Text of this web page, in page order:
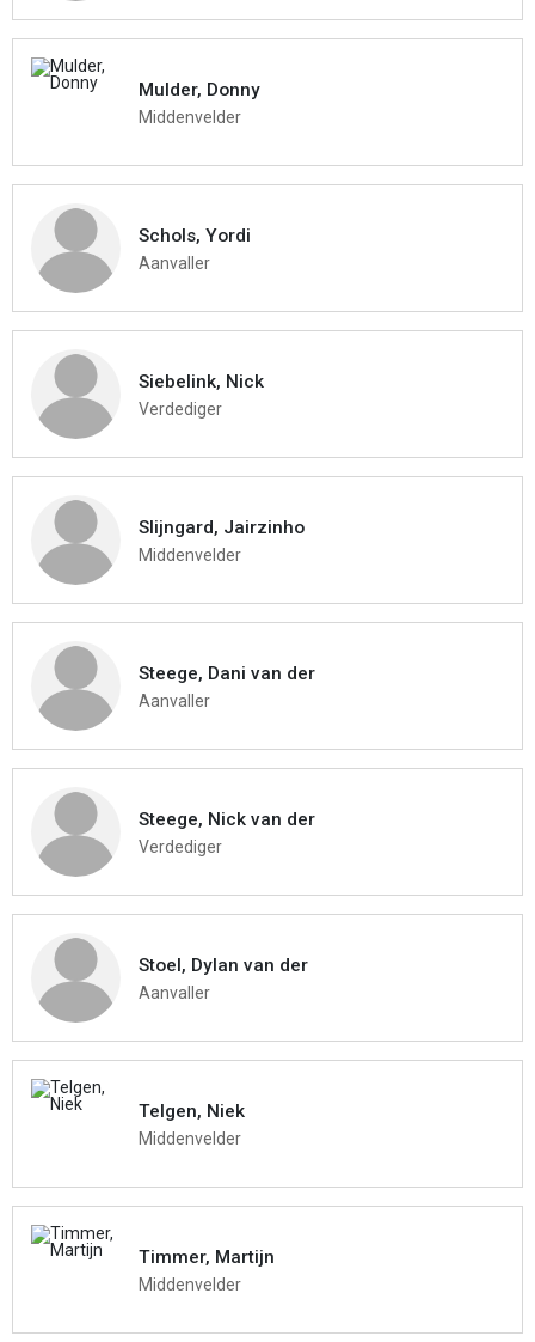
Mulder, Donny
Middenvelder
Schols, Yordi
Aanvaller
Siebelink, Nick
Verdediger
Slijngard, Jairzinho
Middenvelder
Steege, Dani van der
Aanvaller
Steege, Nick van der
Verdediger
Stoel, Dylan van der
Aanvaller
Telgen, Niek
Middenvelder
Timmer, Martijn
Middenvelder